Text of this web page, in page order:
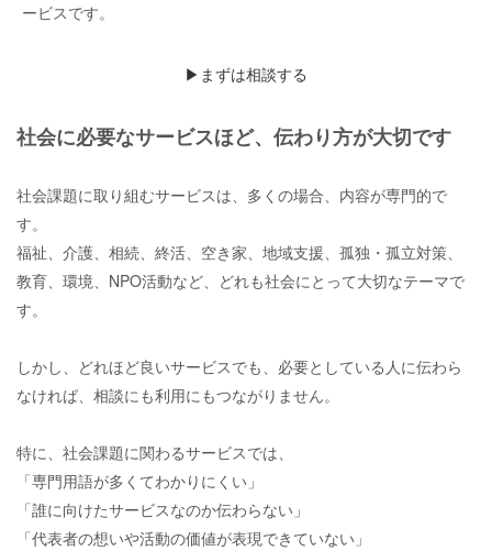
ービスです。
▶︎まずは相談する
社会に必要なサービスほど、伝わり方が大切です
社会課題に取り組むサービスは、多くの場合、内容が専門的で
す。
福祉、介護、相続、終活、空き家、地域支援、孤独・孤立対策、
教育、環境、NPO活動など、どれも社会にとって大切なテーマで
す。
しかし、どれほど良いサービスでも、必要としている人に伝わら
なければ、相談にも利用にもつながりません。
特に、社会課題に関わるサービスでは、
「専門用語が多くてわかりにくい」
「誰に向けたサービスなのか伝わらない」
「代表者の想いや活動の価値が表現できていない」